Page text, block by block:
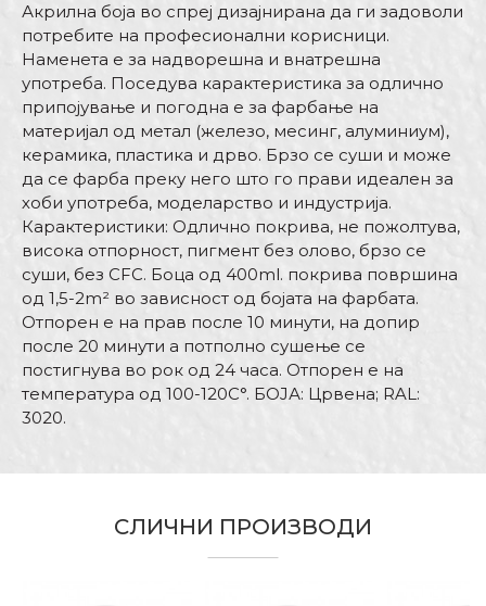
Акрилна боја во спреј дизајнирана да ги задоволи
потребите на професионални корисници.
Наменета е за надворешна и внатрешна
употреба. Поседува карактеристика за одлично
припојување и погодна е за фарбање на
материјал од метал (железо, месинг, алуминиум),
керамика, пластика и дрво. Брзо се суши и може
да се фарба преку него што го прави идеален за
хоби употреба, моделарство и индустрија.
Карактеристики: Одлично покрива, не пожолтува,
висока отпорност, пигмент без олово, брзо се
суши, без CFC. Боца од 400ml. покрива површина
од 1,5-2m² во зависност од бојата на фарбата.
Отпорен е на прав после 10 минути, на допир
после 20 минути а потполно сушење се
постигнува во рок од 24 часа. Отпорен е на
температура од 100-120С°. БОЈА: Црвена; RAL:
3020.
RAL3020
СЛИЧНИ ПРОИЗВОДИ